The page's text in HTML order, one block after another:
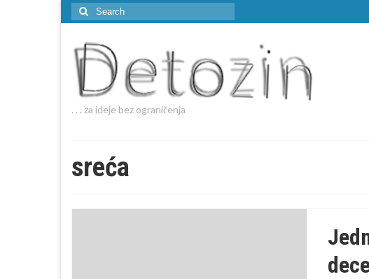
Search
for:
. . . za ideje bez ograničenja
sreća